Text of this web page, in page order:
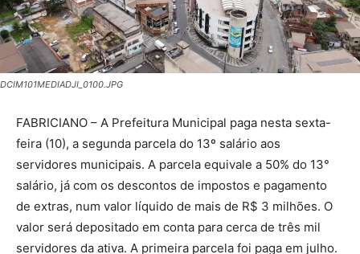
DCIM101MEDIADJI_0100.JPG
FABRICIANO – A Prefeitura Municipal paga nesta sexta-
feira (10), a segunda parcela do 13º salário aos
servidores municipais. A parcela equivale a 50% do 13°
salário, já com os descontos de impostos e pagamento
de extras, num valor líquido de mais de R$ 3 milhões. O
valor será depositado em conta para cerca de três mil
servidores da ativa. A primeira parcela foi paga em julho.